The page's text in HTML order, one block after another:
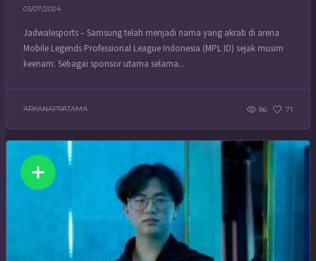
03/07/2024
Jadwalesports – Samsung telah menjadi nama yang akrab di arena
Mobile Legends Professional League Indonesia (MPL ID) sejak musim
keenam. Sebagai sponsor utama selama...
ARKANAPRATAMA 86 71